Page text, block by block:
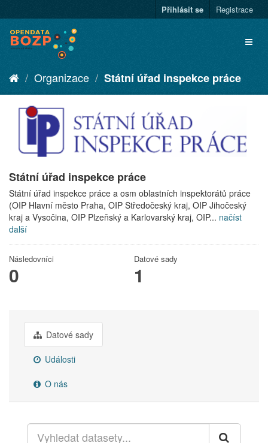
Přihlásit se Registrace
Organizace Státní úřad inspekce práce
Státní úřad inspekce práce
Státní úřad inspekce práce a osm oblastních inspektorátů práce
(OIP Hlavní město Praha, OIP Středočeský kraj, OIP Jihočeský
kraj a Vysočina, OIP Plzeňský a Karlovarský kraj, OIP... načíst
další
Následovníci
0
Datové sady
1
Datové sady
Události
O nás